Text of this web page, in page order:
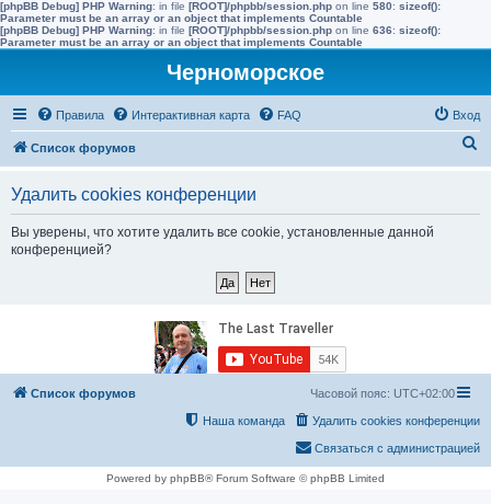
[phpBB Debug] PHP Warning: in file [ROOT]/phpbb/session.php on line 580: sizeof():
Parameter must be an array or an object that implements Countable
[phpBB Debug] PHP Warning: in file [ROOT]/phpbb/session.php on line 636: sizeof():
Parameter must be an array or an object that implements Countable
Черноморское
Правила Интерактивная карта FAQ Вход
Список форумов
Удалить cookies конференции
Вы уверены, что хотите удалить все cookie, установленные данной
конференцией?
Список форумов Часовой пояс: UTC+02:00
Удалить cookies конференции
Наша команда
Связаться с администрацией
Powered by phpBB® Forum Software © phpBB Limited